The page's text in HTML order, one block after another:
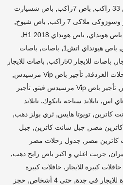
, باص 7راكب , باص شسيارت
, باص شيوخ,
باص هونداي, باص هونداي H1 2018 ,
, باص هيونداي اتش1 , باصات, باصات
, باصات للايجار 50راكب , باصات للايجار
الغردقة, تأجير باص Vi̇p مرسيدس ,
, تأجير باص Vi̇p مرسيدس فيتو , تأجير
اس, تايلاند سياحة بانكوك, تايلاند
كاترين, تويوتا هايس, ثري بولز دهب,
مصر , جبل سانت كاترين, جبل
كاترين مصر , جدول رحلات مصر
, جربت اغلي و اكبر باص رايح دهب,
حافلات كبيرة للايجار , حافلات كبيرة
للايجار في جدة, حتى 4 أشخاص , حجز